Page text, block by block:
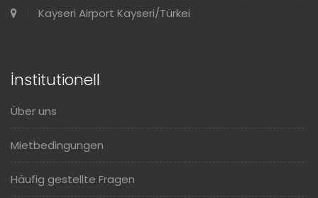
Kayseri Airport Kayseri/Türkei
İnstitutionell
Über uns
Mietbedingungen
Häufig gestellte Fragen